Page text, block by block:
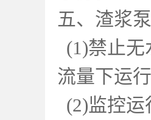
五、渣浆
(1)禁止无
流量下运
(2)监控